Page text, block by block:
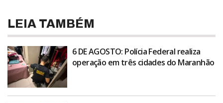
LEIA TAMBÉM
6 DE AGOSTO: Polícia Federal realiza
operação em três cidades do Maranhão